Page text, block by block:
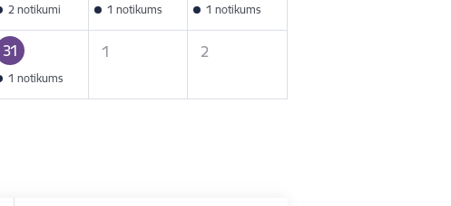
2 notikumi 1 notikums 1 notikums
31
1 notikums
1 2